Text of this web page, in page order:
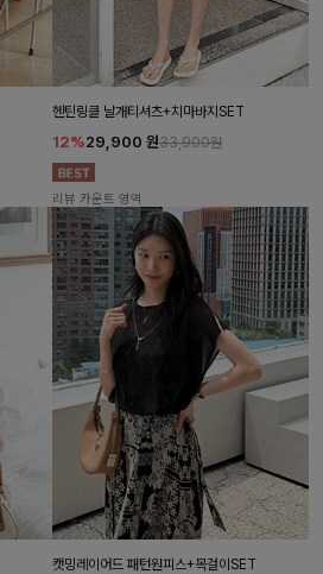
헨틴링클 날개티셔츠+치마바지SET
12%29,900 원33,900원
리뷰 카운트 영역
캣밍레이어드 패턴원피스+목걸이SET